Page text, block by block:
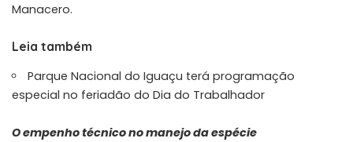
Manacero.
Leia também
Parque Nacional do Iguaçu terá programação
especial no feriadão do Dia do Trabalhador
O empenho técnico no manejo da espécie